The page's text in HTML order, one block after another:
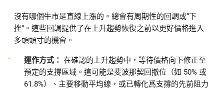
沒有哪個牛市是直線上漲的。總會有周期性的回調或“下
挫”。這些回調提供了在上升趨勢恢復之前以更好價格進入
多頭頭寸的機會。
運作方式： 在確認的上升趨勢中，等待價格向下修正至
預定的支撐區域。這可能是斐波那契回撤位（如 50% 或
61.8%）、主要移動平均線，或已轉化爲支撐的先前阻力